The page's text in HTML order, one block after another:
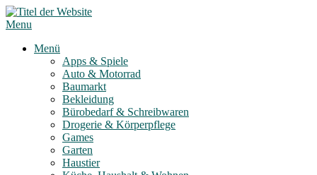
Skip
to
Menu
Menü
Apps & Spiele
Auto & Motorrad
Baumarkt
Bekleidung
Bürobedarf & Schreibwaren
Drogerie & Körperpflege
Games
Garten
Haustier